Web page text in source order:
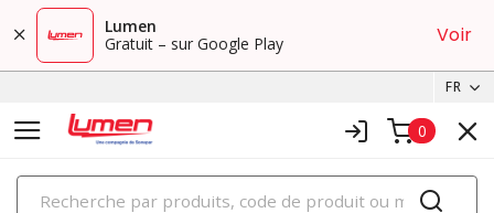
Lumen
Gratuit – sur Google Play
Voir
FR
0
PRODUITS